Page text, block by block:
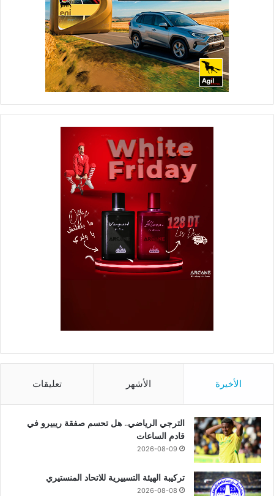
الأخيرة الأشهر تعليقات
الترجي الرياضي.. هل تحسم صفقة ريبيرو في
قادم الساعات
2026-08-09
تركيبة الهيئة التسييرية للاتحاد المنستيري
2026-08-08